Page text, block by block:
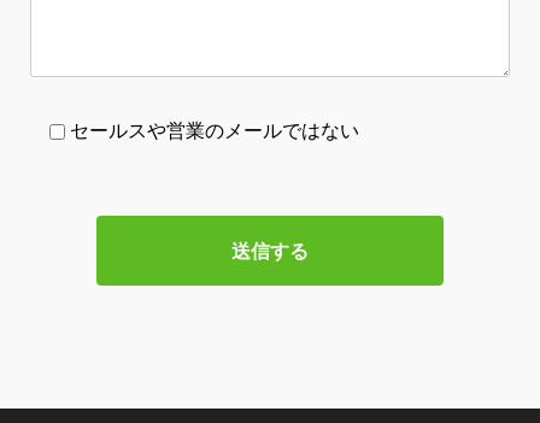
セールスや営業のメールではない